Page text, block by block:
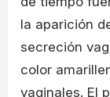
la aparición
secreción
color
vaginales. El